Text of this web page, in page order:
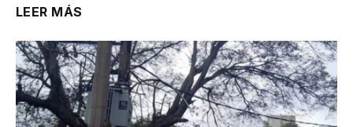
LEER MÁS